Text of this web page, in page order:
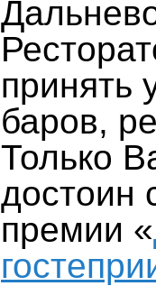
принять
баров,
Только
достоин
премии «